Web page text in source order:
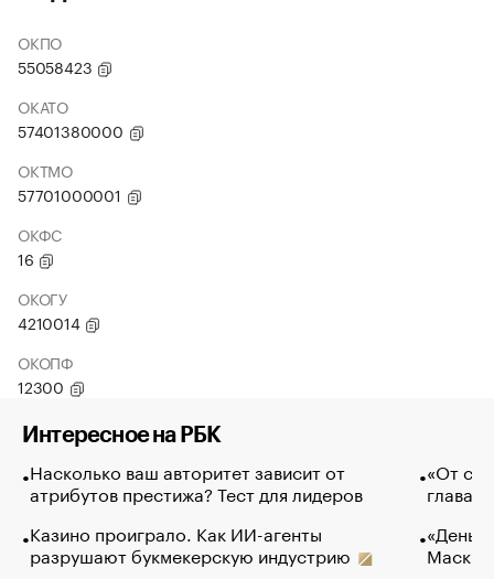
ОКПО
55058423
ОКАТО
57401380000
ОКТМО
57701000001
ОКФС
16
ОКОГУ
4210014
ОКОПФ
12300
Интересное на РБК
Насколько ваш авторитет зависит от
атрибутов престижа? Тест для лидеров
Казино проиграло. Как ИИ-агенты
разрушают букмекерскую индустрию
«От
глава
Маск в